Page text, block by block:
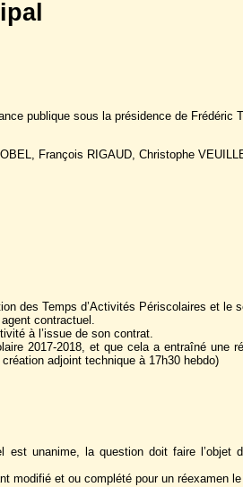
publique sous la présidence de Frédéric
François RIGAUD, Christophe
des Temps d’Activités Périscolaires et le
contractuel.
à l’issue de son contrat.
2017-2018, et que cela a entraîné
adjoint technique à 17h30 hebdo)
unanime, la question doit faire
modifié et ou complété pour un réexamen